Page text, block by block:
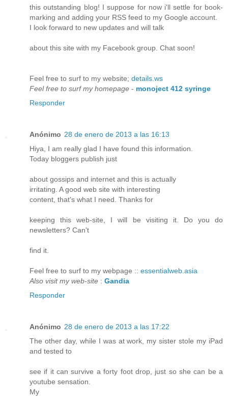
this outstanding blog! I suppose for now i'll settle for book-
marking and adding your RSS feed to my Google account.
I look forward to new updates and will talk
about this site with my Facebook group. Chat soon!
Feel free to surf to my website; details.ws
Feel free to surf my homepage - monoject 412 syringe
Responder
Anónimo 28 de enero de 2013 a las 16:13
Hiya, I am really glad I have found this information.
Today bloggers publish just
about gossips and internet and this is actually
irritating. A good web site with interesting
content, that's what I need. Thanks for
keeping this web-site, I will be visiting it. Do you do
newsletters? Can't
find it.
Feel free to surf to my webpage :: essentialweb.asia
Also visit my web-site : Gandia
Responder
Anónimo 28 de enero de 2013 a las 17:22
The other day, while I was at work, my sister stole my iPad
and tested to
see if it can survive a forty foot drop, just so she can be a
youtube sensation.
My